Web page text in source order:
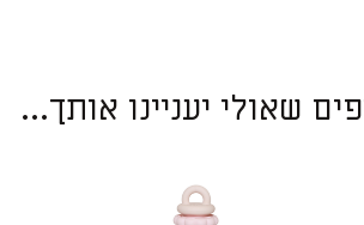
שאולי יעניינו אותך...